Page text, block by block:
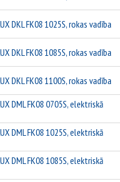
DKL FK08 1025S, rokas vadība
DKL FK08 1085S, rokas vadība
DKL FK08 1100S, rokas vadība
DML FK08 0705S, elektriskā
DML FK08 1025S, elektriskā
DML FK08 1085S, elektriskā